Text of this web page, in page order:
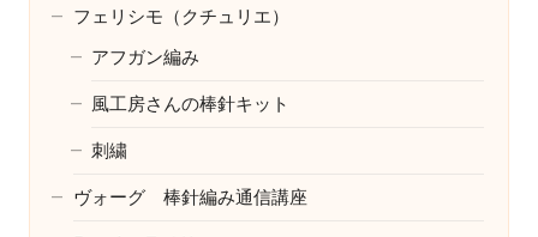
フェリシモ（クチュリエ）
アフガン編み
風工房さんの棒針キット
刺繍
ヴォーグ 棒針編み通信講座